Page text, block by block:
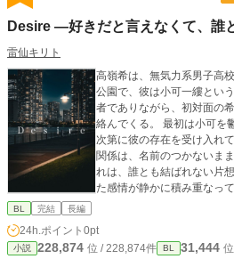
Desire ―好きだと言えなくて、誰
雷仙キリト
高嶺希は、無気力系男子高
公園で、彼は小可一縷という年上
者でありながら、初対面の
絡んでくる。 最初は小可を
次第に彼の存在を受け入れていく。 友情とも恋
関係は、名前のつかないまま
れは、誰とも結ばれない片
た感情が静かに積み重なっていく物語。 【
です。 内容や言い回しな
ロトタイプ版と同じため、
BL 完結 長編
24h.ポイント 0pt
小説 228,874 位 / 228,874件 BL 31,444